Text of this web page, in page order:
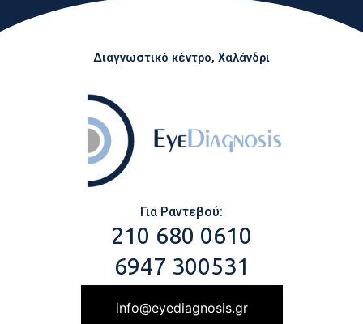
Διαγνωστικό κέντρο, Χαλάνδρι
Για Ραντεβού:
210 680 0610
6947 300531
info@eyediagnosis.gr